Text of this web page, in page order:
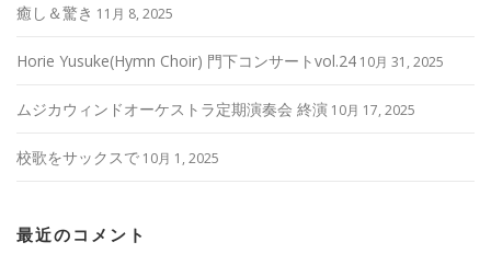
癒し＆驚き 11月 8, 2025
Horie Yusuke(Hymn Choir) 門下コンサートvol.24 10月 31, 2025
ムジカウィンドオーケストラ定期演奏会 終演 10月 17, 2025
校歌をサックスで 10月 1, 2025
最近のコメント